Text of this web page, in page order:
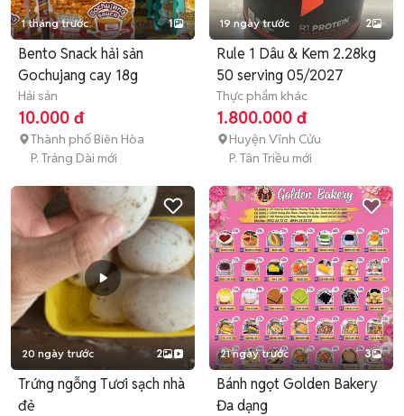
1 tháng trước 1
Bento Snack hải sản
Gochujang cay 18g
Hải sản
10.000 đ
Thành phố Biên Hòa
P. Trảng Dài mới
19 ngày trước 2
Rule 1 Dâu & Kem 2.28kg
50 serving 05/2027
Thực phẩm khác
1.800.000 đ
Huyện Vĩnh Cửu
P. Tân Triều mới
20 ngày trước 2
Trứng ngỗng Tươi sạch nhà
đẻ
21 ngày trước 3
Bánh ngọt Golden Bakery
Đa dạng